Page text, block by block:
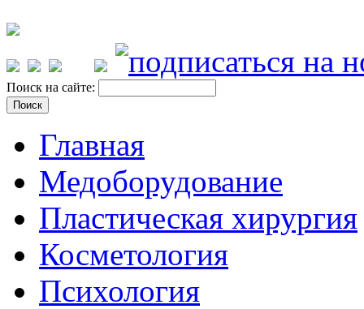
Поиск на сайте:
Главная
Медоборудование
Пластическая хирургия
Косметология
Психология